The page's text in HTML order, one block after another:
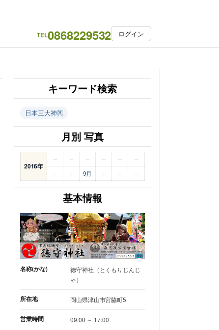
TEL0868229532 ログイン
キーワード検索
日本三大神輿
月別 写真
2016年
– – – – –
–
–
– 9月 – – –
基本情報
名称(かな)
徳守神社（とくもりじんじ
ゃ）
所在地 岡山県津山市宮脇町5
営業時間
09:00 ～ 17:00